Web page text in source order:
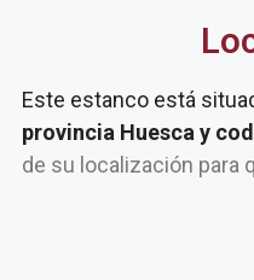
Este estanco está
provincia Huesca y
de su localización para